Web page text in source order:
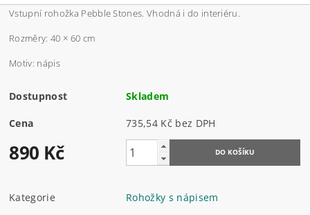
Vstupní rohožka Pebble Stones. Vhodná i do interiéru.
Rozměry: 40 × 60 cm
Motiv: nápis
Dostupnost Skladem
Cena 735,54 Kč bez DPH
890 Kč
Kategorie
Rohožky s nápisem